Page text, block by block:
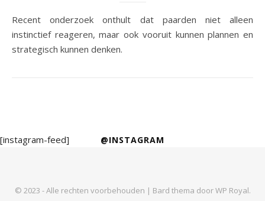
Recent onderzoek onthult dat paarden niet alleen
instinctief reageren, maar ook vooruit kunnen plannen en
strategisch kunnen denken.
@INSTAGRAM
[instagram-feed]
© 2023 - Alle rechten voorbehouden | Bard thema doorWP Royal.